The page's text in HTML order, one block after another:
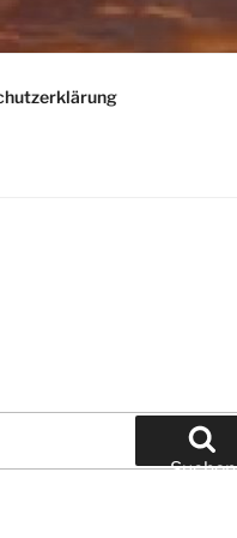
Suchen